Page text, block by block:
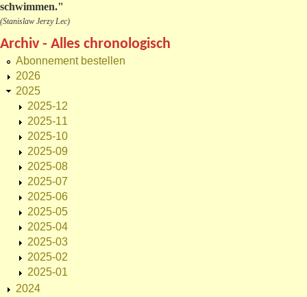
schwimmen."
(Stanislaw Jerzy Lec)
Archiv - Alles chronologisch
Abonnement bestellen
2026
2025
2025-12
2025-11
2025-10
2025-09
2025-08
2025-07
2025-06
2025-05
2025-04
2025-03
2025-02
2025-01
2024